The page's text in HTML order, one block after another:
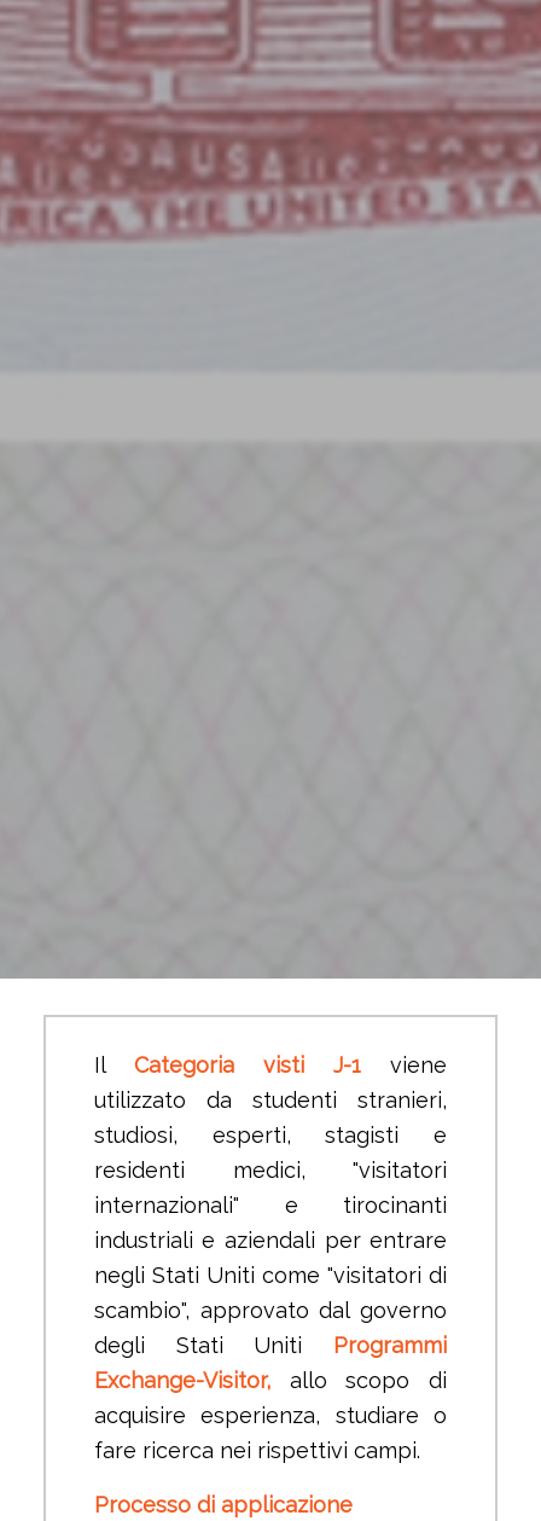
Il Categoria visti J-1 viene
utilizzato da studenti stranieri,
studiosi, esperti, stagisti e
residenti medici, "visitatori
internazionali" e tirocinanti
industriali e aziendali per entrare
negli Stati Uniti come "visitatori di
scambio", approvato dal governo
degli Stati Uniti Programmi
Exchange-Visitor,allo scopo di
acquisire esperienza, studiare o
fare ricerca nei rispettivi campi.
Processo di applicazione